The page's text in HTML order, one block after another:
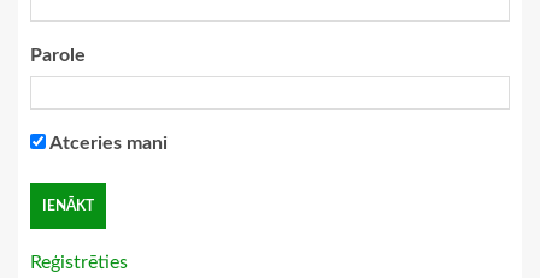
Parole
Atceries mani
Reģistrēties